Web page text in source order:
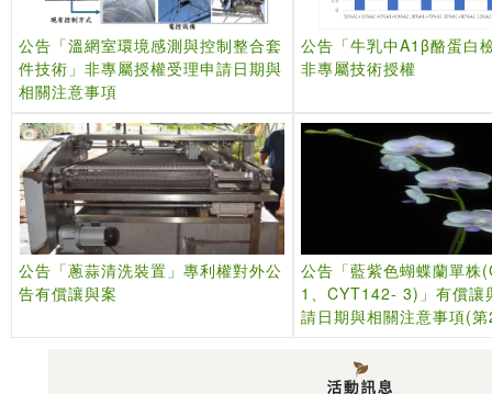
公告「溫網室環境感測與控制整合套
件技術」非專屬授權受理申請日期與
相關注意事項
公告「牛乳中A1β酪蛋白
非專屬技術授權
公告「蔥蒜清洗裝置」專利權對外公
告有償讓與案
公告「藍紫色蝴蝶蘭單株
1、CYT142- 3)」有償讓
請日期與相關注意事項(